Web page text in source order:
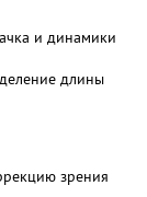
и динамики
длины
зрения